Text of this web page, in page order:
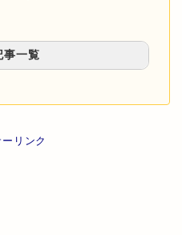
事一覧
け方
リンク